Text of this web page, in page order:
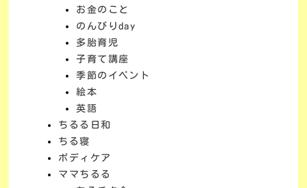
お金のこと
のんびりday
多胎育児
子育て講座
季節のイベント
絵本
英語
ちるる日和
ちる寝
ボディケア
ママちるる